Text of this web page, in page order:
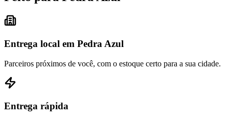
Entrega local em Pedra Azul
Parceiros próximos de você, com o estoque certo para a sua cidade.
Entrega rápida